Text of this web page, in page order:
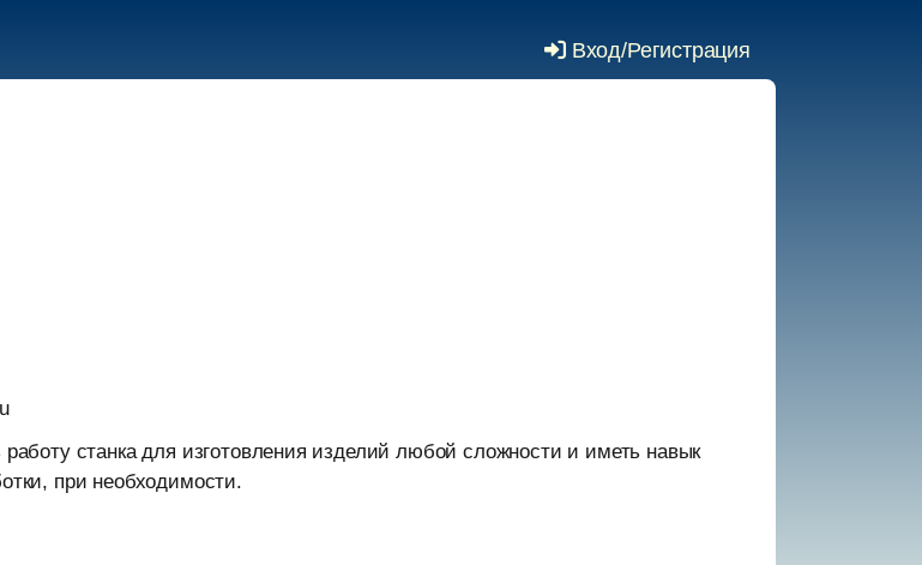
Вход/Регистрация
станка для изготовления изделий любой сложности и иметь навык
при необходимости.